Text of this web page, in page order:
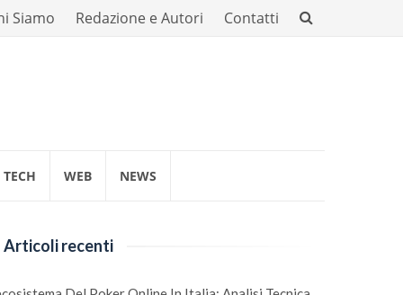
Siamo Redazione e Autori Contatti
TECH WEB NEWS
Articoli recenti